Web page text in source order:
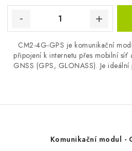
CM2-4G-GPS je komunikační
připojení k internetu přes mobilní
GNSS (GPS, GLONASS). Je
Komunikační modul -